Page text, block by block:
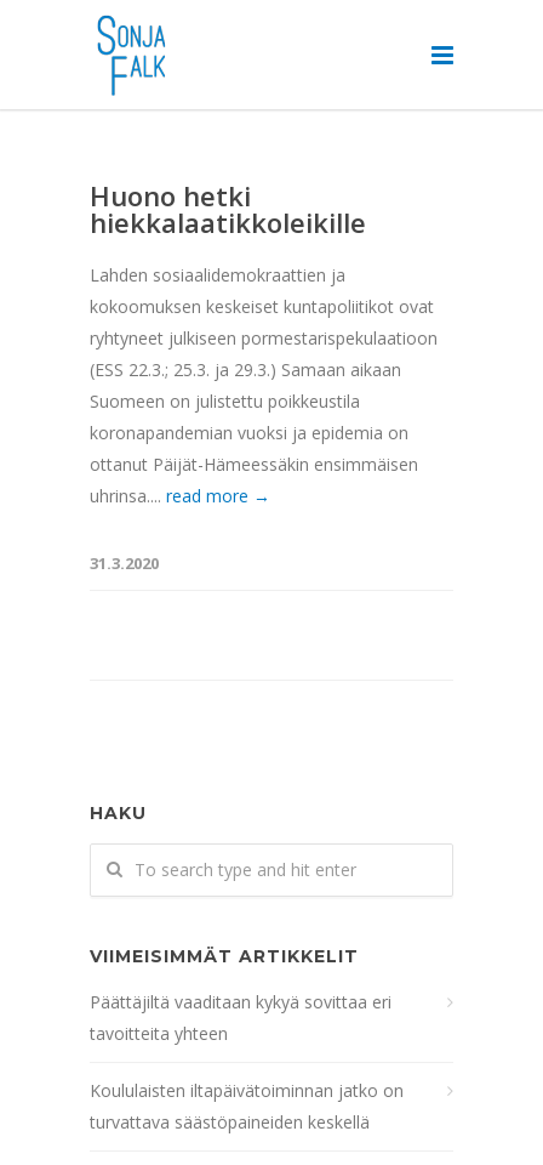
Huono hetki
hiekkalaatikkoleikille
Lahden sosiaalidemokraattien ja
kokoomuksen keskeiset kuntapoliitikot ovat
ryhtyneet julkiseen pormestarispekulaatioon
(ESS 22.3.; 25.3. ja 29.3.) Samaan aikaan
Suomeen on julistettu poikkeustila
koronapandemian vuoksi ja epidemia on
ottanut Päijät-Hämeessäkin ensimmäisen
uhrinsa.... read more →
31.3.2020
HAKU
VIIMEISIMMÄT ARTIKKELIT
Päättäjiltä vaaditaan kykyä sovittaa eri
tavoitteita yhteen
Koululaisten iltapäivätoiminnan jatko on
turvattava säästöpaineiden keskellä